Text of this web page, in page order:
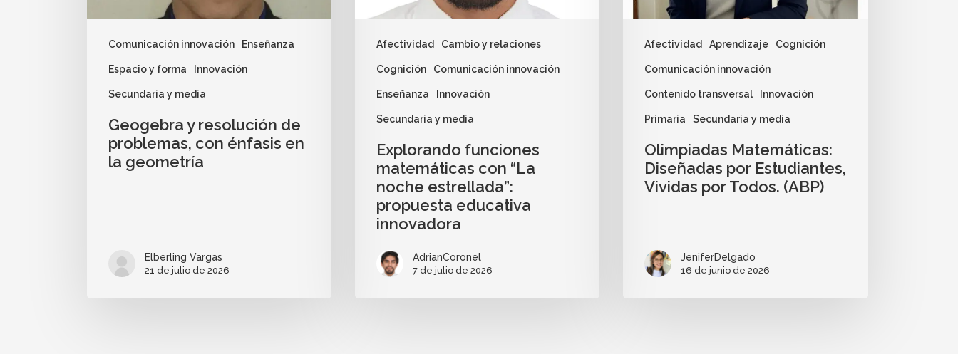
Comunicación innovación Enseñanza
Espacio y forma Innovación
Secundaria y media
Geogebra y resolución de
problemas, con énfasis en
la geometría
Elberling Vargas
21 de julio de 2026
Afectividad Cambio y relaciones
Cognición Comunicación innovación
Enseñanza Innovación
Secundaria y media
Explorando funciones
matemáticas con “La
noche estrellada”:
propuesta educativa
innovadora
AdrianCoronel
7 de julio de 2026
Afectividad Aprendizaje Cognición
Comunicación innovación
Contenido transversal Innovación
Primaria Secundaria y media
Olimpiadas Matemáticas:
Diseñadas por Estudiantes,
Vividas por Todos. (ABP)
JeniferDelgado
16 de junio de 2026